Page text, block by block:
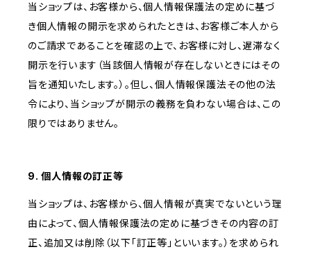
当ショップは、お客様から、個人情報保護法の定めに基づ
き個人情報の開示を求められたときは、お客様ご本人から
のご請求であることを確認の上で、お客様に対し、遅滞なく
開示を行います（当該個人情報が存在しないときにはその
旨を通知いたします。）。但し、個人情報保護法その他の法
令により、当ショップが開示の義務を負わない場合は、この
限りではありません。
9. 個人情報の訂正等
当ショップは、お客様から、個人情報が真実でないという理
由によって、個人情報保護法の定めに基づきその内容の訂
正、追加又は削除（以下「訂正等」といいます。）を求められ